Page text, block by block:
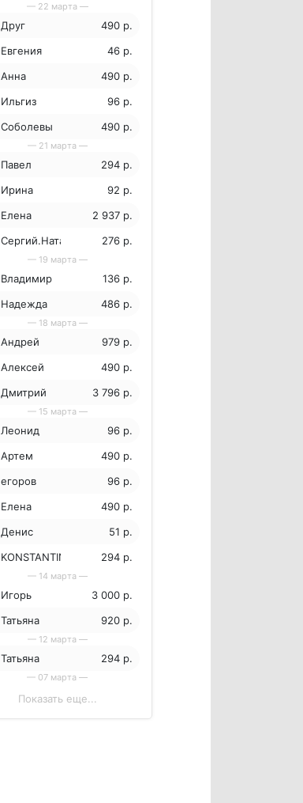
— 22 марта —
Друг
490 р.
Евгения
46 р.
Анна
490 р.
Ильгиз
96 р.
Соболевы
490 р.
— 21 марта —
Павел
294 р.
Ирина
92 р.
Елена
Переверзева
2 937 р.
Сергий.Наталия
276 р.
— 19 марта —
Владимир
136 р.
Надежда
486 р.
— 18 марта —
Андрей
Панченко
979 р.
Алексей
490 р.
Дмитрий
3 796 р.
— 15 марта —
Леонид
96 р.
Артем
490 р.
егоров
96 р.
Елена
490 р.
Денис
51 р.
KONSTANTIN
294 р.
— 14 марта —
Игорь
Поспелов
3 000 р.
Татьяна
920 р.
— 12 марта —
Татьяна 294 р.
— 07 марта —
Показать еще...